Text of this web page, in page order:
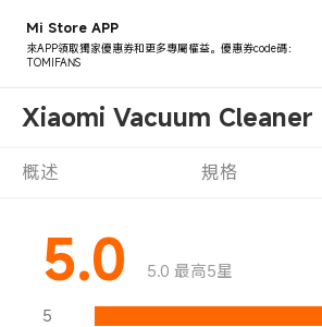
Mi Store APP
來APP領取獨家優惠券和更多專屬權益。優惠券code碼：
TOMIFANS
Xiaomi Vacuum
概述 規格
5.0 5.0 最高5星
5